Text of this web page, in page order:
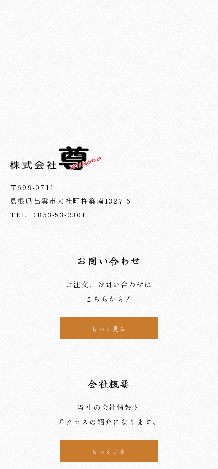
〒699-0711
島根県出雲市大社町杵築南1327-6
TEL: 0853-53-2301
お問い合わせ
ご注文、お問い合わせは
こちらから！
もっと見る
会社概要
当社の会社情報と
アクセスの紹介になります。
もっと見る